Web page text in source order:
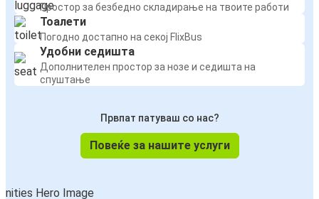
Простор за безбедно складирање на твоите работи
Тоалети
Погодно достапно на секој FlixBus
Удобни седишта
Дополнителен простор за нозе и седишта на
спуштање
Првпат патуваш со нас?
Повеќе за нашите услуги